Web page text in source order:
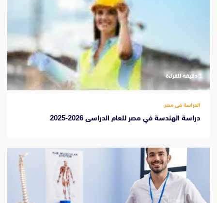
‫1 دقيقة للقراءة
الدراسة فى مصر
دراسة الهندسة في مصر للعام الدراسى 2026-2025